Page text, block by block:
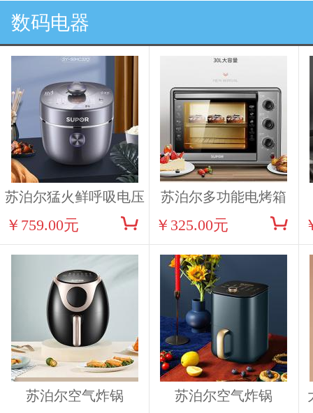
数码电器
苏泊尔猛火鲜呼吸电压
力锅SY-50HC32Q
￥759.00元
苏泊尔多功能电烤箱
K30FK6
￥325.00元
苏泊尔空气炸锅
苏泊尔空气炸锅